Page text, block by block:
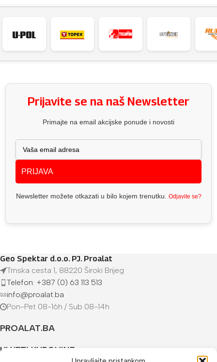
Prijavite se na naš Newsletter
Primajte na email akcijske ponude i novosti
PRIJAVA
Newsletter možete otkazati u bilo kojem trenutku. Odjavite se?
Geo Spektar d.o.o. PJ. Proalat
Trnska cesta 1, 88220 Široki Brijeg
Telefon: +387 (0) 63 113 513
info@proalat.ba
Pon-Pet 08-16h / Sub 08-14h
PROALAT.BA
UVJETI KUPOVINE